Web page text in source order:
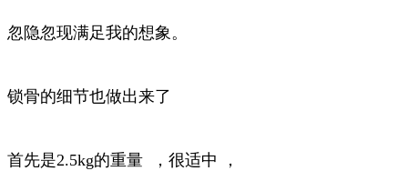
忽隐忽现满足我的想象。
锁骨的细节也做出来了
首先是2.5kg的重量 ，很适中 ，